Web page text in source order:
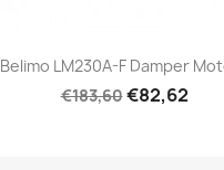
Belimo LM230A-F Damper
€183,60€82,62